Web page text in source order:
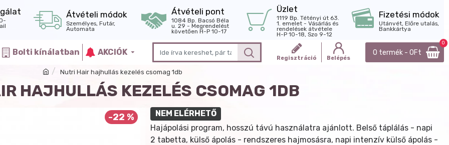
Átvételi módok
Személyes, Futár,
Automata
Átvételi pont
1084 Bp. Bacsó Béla
u. 29 - Megrendelést
követően H-P 10-17
Üzlet
1119 Bp. Tétényi út 63.
1. emelet - Vásárlás és
rendelések átvétele
H-P 10-18, Szo 9-12
Fizetési módok
Utánvét, Előre utalás,
Bankkártya
Bolti kínálatban AKCIÓK
Regisztráció Belépés
0 termék - 0Ft
0
Nutri Hair hajhullás kezelés csomag 1db
HAJHULLÁS KEZELÉS CSOMAG 1DB
-22 % NEM ELÉRHETŐ
Hajápolási program, hosszú távú használatra ajánlott. Belső táplálás - napi
2 tabetta, külső ápolás - rendszeres hajmosásra, napi intenzív külső ápolás -